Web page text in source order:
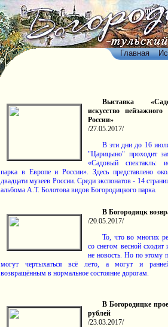
Главная
Выставка
искусство
России»
/27.05.2017/
В эти дни до 16
"Царицыно" проходит
«Садовый спектакль:
парка в Европе и России». Здесь представлено
двадцати музеев России. Среди экспонатов - 14
альбома А.Т. Болотова видов Богородицкого парка.
В Богородицк
/20.05.2017/
То, что во многих
со снегом весной сходит
не новость. Но по этому
могут чертыхаться всё лето, а могут и
возвращённым в нормальное состояние дорогам.
В Богородицке
рублей
/23.03.2017/